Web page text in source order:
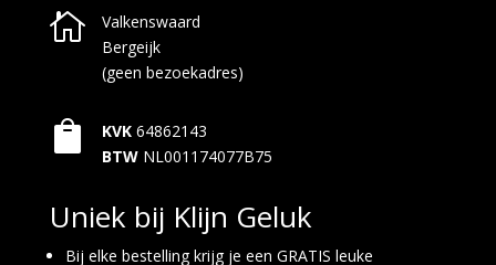

Valkenswaard
Bergeijk
(geen bezoekadres)
 KVK 64862143
BTW NL001174077B75
Uniek bij Klijn Geluk
Bij elke bestelling krijg je een GRATIS leuke